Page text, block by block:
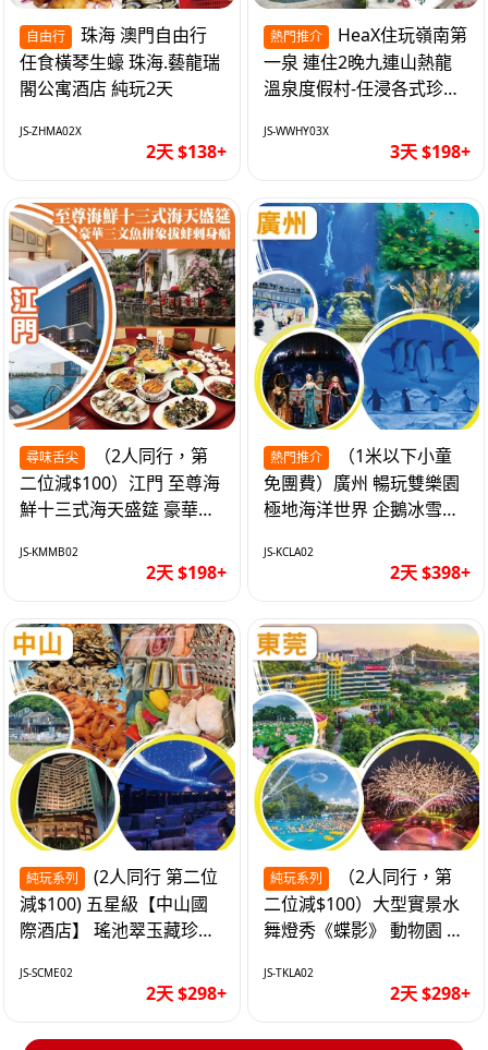
自由行
任食橫琴生蠔 珠海.藝龍瑞
閣公寓酒店 純玩2天
JS-ZHMA02X
2天 $138+
熱門推介
一泉 連住2晚九連山熱龍
溫泉度假村-任浸各式珍稀
JS-WWHY03X
3天 $198+
尋味舌尖
二位減$100）江門 至尊海
鮮十三式海天盛筵 豪華三
2天
JS-KMMB02
2天 $198+
熱門推介
免團費）廣州 暢玩雙樂園
極地海洋世界 企鵝冰雪世
JS-KCLA02
2天 $398+
純玩系列
減$100) 五星級【中山國
際酒店】 瑤池翠玉藏珍盅
JS-SCME02
2天 $298+
純玩系列
二位減$100）大型實景水
舞燈秀《蝶影》 動物園 水
純玩2天
JS-TKLA02
2天 $298+